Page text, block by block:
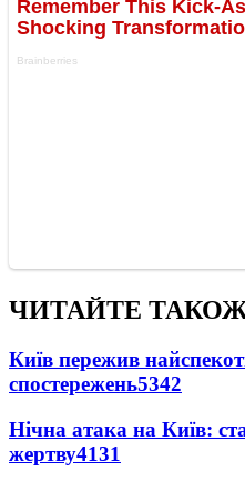
ЧИТАЙТЕ
Київ пережив
спостережень5342
Нічна атака на Київ:
жертву4131